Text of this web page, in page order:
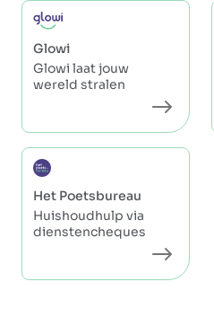
Glowi
Glowi laat jouw
wereld stralen
Het Poetsbureau
Huishoudhulp via
dienstencheques